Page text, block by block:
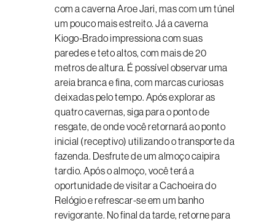
com a caverna Aroe Jari, mas com um túnel
um pouco mais estreito. Já a caverna
Kiogo-Brado impressiona com suas
paredes e teto altos, com mais de 20
metros de altura. É possível observar uma
areia branca e fina, com marcas curiosas
deixadas pelo tempo. Após explorar as
quatro cavernas, siga para o ponto de
resgate, de onde você retornará ao ponto
inicial (receptivo) utilizando o transporte da
fazenda. Desfrute de um almoço caipira
tardio. Após o almoço, você terá a
oportunidade de visitar a Cachoeira do
Relógio e refrescar-se em um banho
revigorante. No final da tarde, retorne para